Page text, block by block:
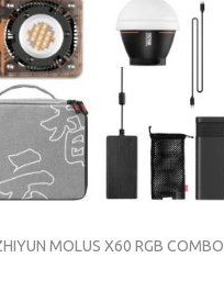
MOLUS X60 RGB COMBO